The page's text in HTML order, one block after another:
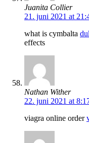
Juanita Collier
21. juni 2021 at
what is cymbalta
effects
Nathan Wither
22. juni 2021 at
viagra online order